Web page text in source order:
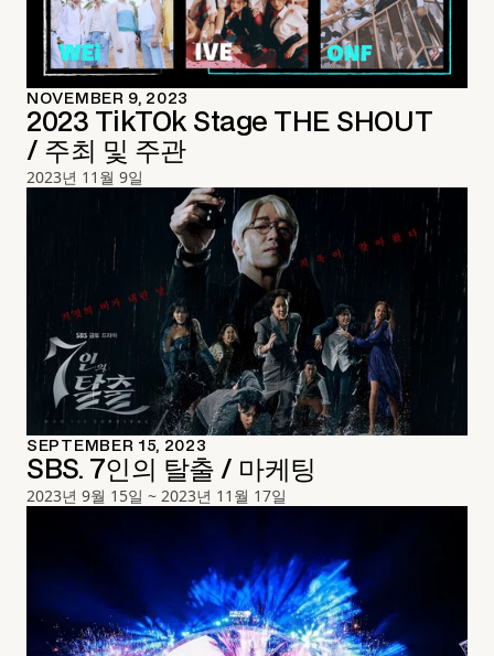
NOVEMBER 9, 2023
2023 TikTOk Stage THE SHOUT
/ 주최 및 주관
2023년 11월 9일
SEPTEMBER 15, 2023
SBS. 7인의 탈출 / 마케팅
2023년 9월 15일 ~ 2023년 11월 17일